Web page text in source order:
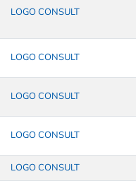
LOGO CONSULT
LOGO CONSULT
LOGO CONSULT
LOGO CONSULT
LOGO CONSULT